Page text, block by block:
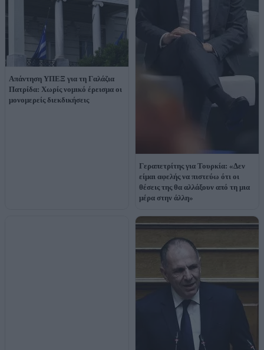
Απάντηση ΥΠΕΞ για τη Γαλάζια
Πατρίδα: Χωρίς νομικό έρεισμα οι
μονομερείς διεκδικήσεις
Γεραπετρίτης για Τουρκία: «Δεν
είμαι αφελής να πιστεύω ότι οι
θέσεις της θα αλλάξουν από τη μια
μέρα στην άλλη»